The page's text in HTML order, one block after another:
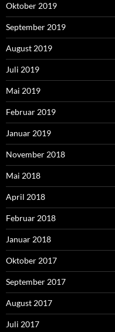
Oktober 2019
September 2019
August 2019
Juli 2019
Mai 2019
Februar 2019
Januar 2019
November 2018
Mai 2018
April 2018
Februar 2018
Januar 2018
Oktober 2017
September 2017
August 2017
Juli 2017